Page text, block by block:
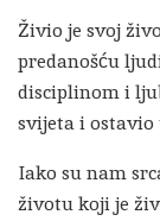
Živio je svoj
predanošću
disciplinom i
svijeta i
Iako su nam
životu koji je